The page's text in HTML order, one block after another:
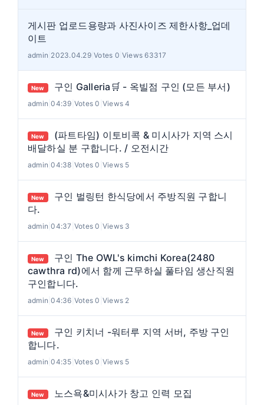
게시판 업로드용량과 사진사이즈 제한사항_업데
이트
admin 2023.04.29|Votes 0 |Views 63317
New 구인 Galleria🛒 - 옥빌점 구인 (모든 부서)
admin |04:39 Votes 0 Views 4
New
(파트타임) 이토비콕 & 미시사가 지역 스시
배달하실 분 구합니다. / 오전시간
admin |04:38 Votes 0 Views 5
New
구인 벌링턴 한식당에서 주방직원 구합니
다.
admin |04:37 Votes 0 Views 3
New
구인 The OWL's kimchi Korea(2480
cawthra rd)에서 함께 근무하실 풀타임 생산직원
구인합니다.
admin |04:36 Votes 0 Views 2
New
구인 키치너 -워터루 지역 서버, 주방 구인
합니다.
admin |04:35 Votes 0 Views 5
New 노스욕&미시사가 창고 인력 모집